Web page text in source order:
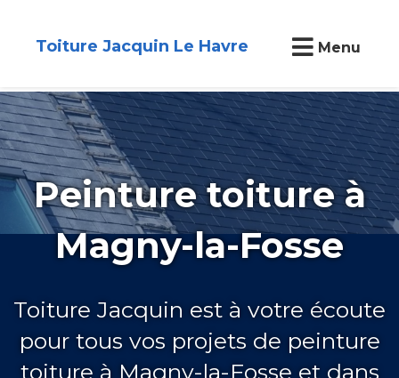
Toiture Jacquin Le Havre Menu
Peinture toiture à
Magny-la-Fosse
Toiture Jacquin est à votre écoute
pour tous vos projets de peinture
toiture à Magny-la-Fosse et dans